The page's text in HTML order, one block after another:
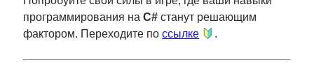
программирования наC# станут решающим
фактором. Переходите поссылке .